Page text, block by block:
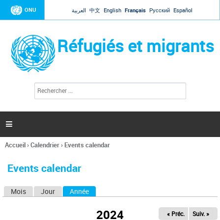
Jump to navigation
ONU العربية 中文 English Français Русский Español
Réfugiés et migrants
l
c
h
e

Vous
ici
Accueil›Calendrier› Events calendar
Events calendar
Mois Jour Année
2024 « Préc. Suiv. »